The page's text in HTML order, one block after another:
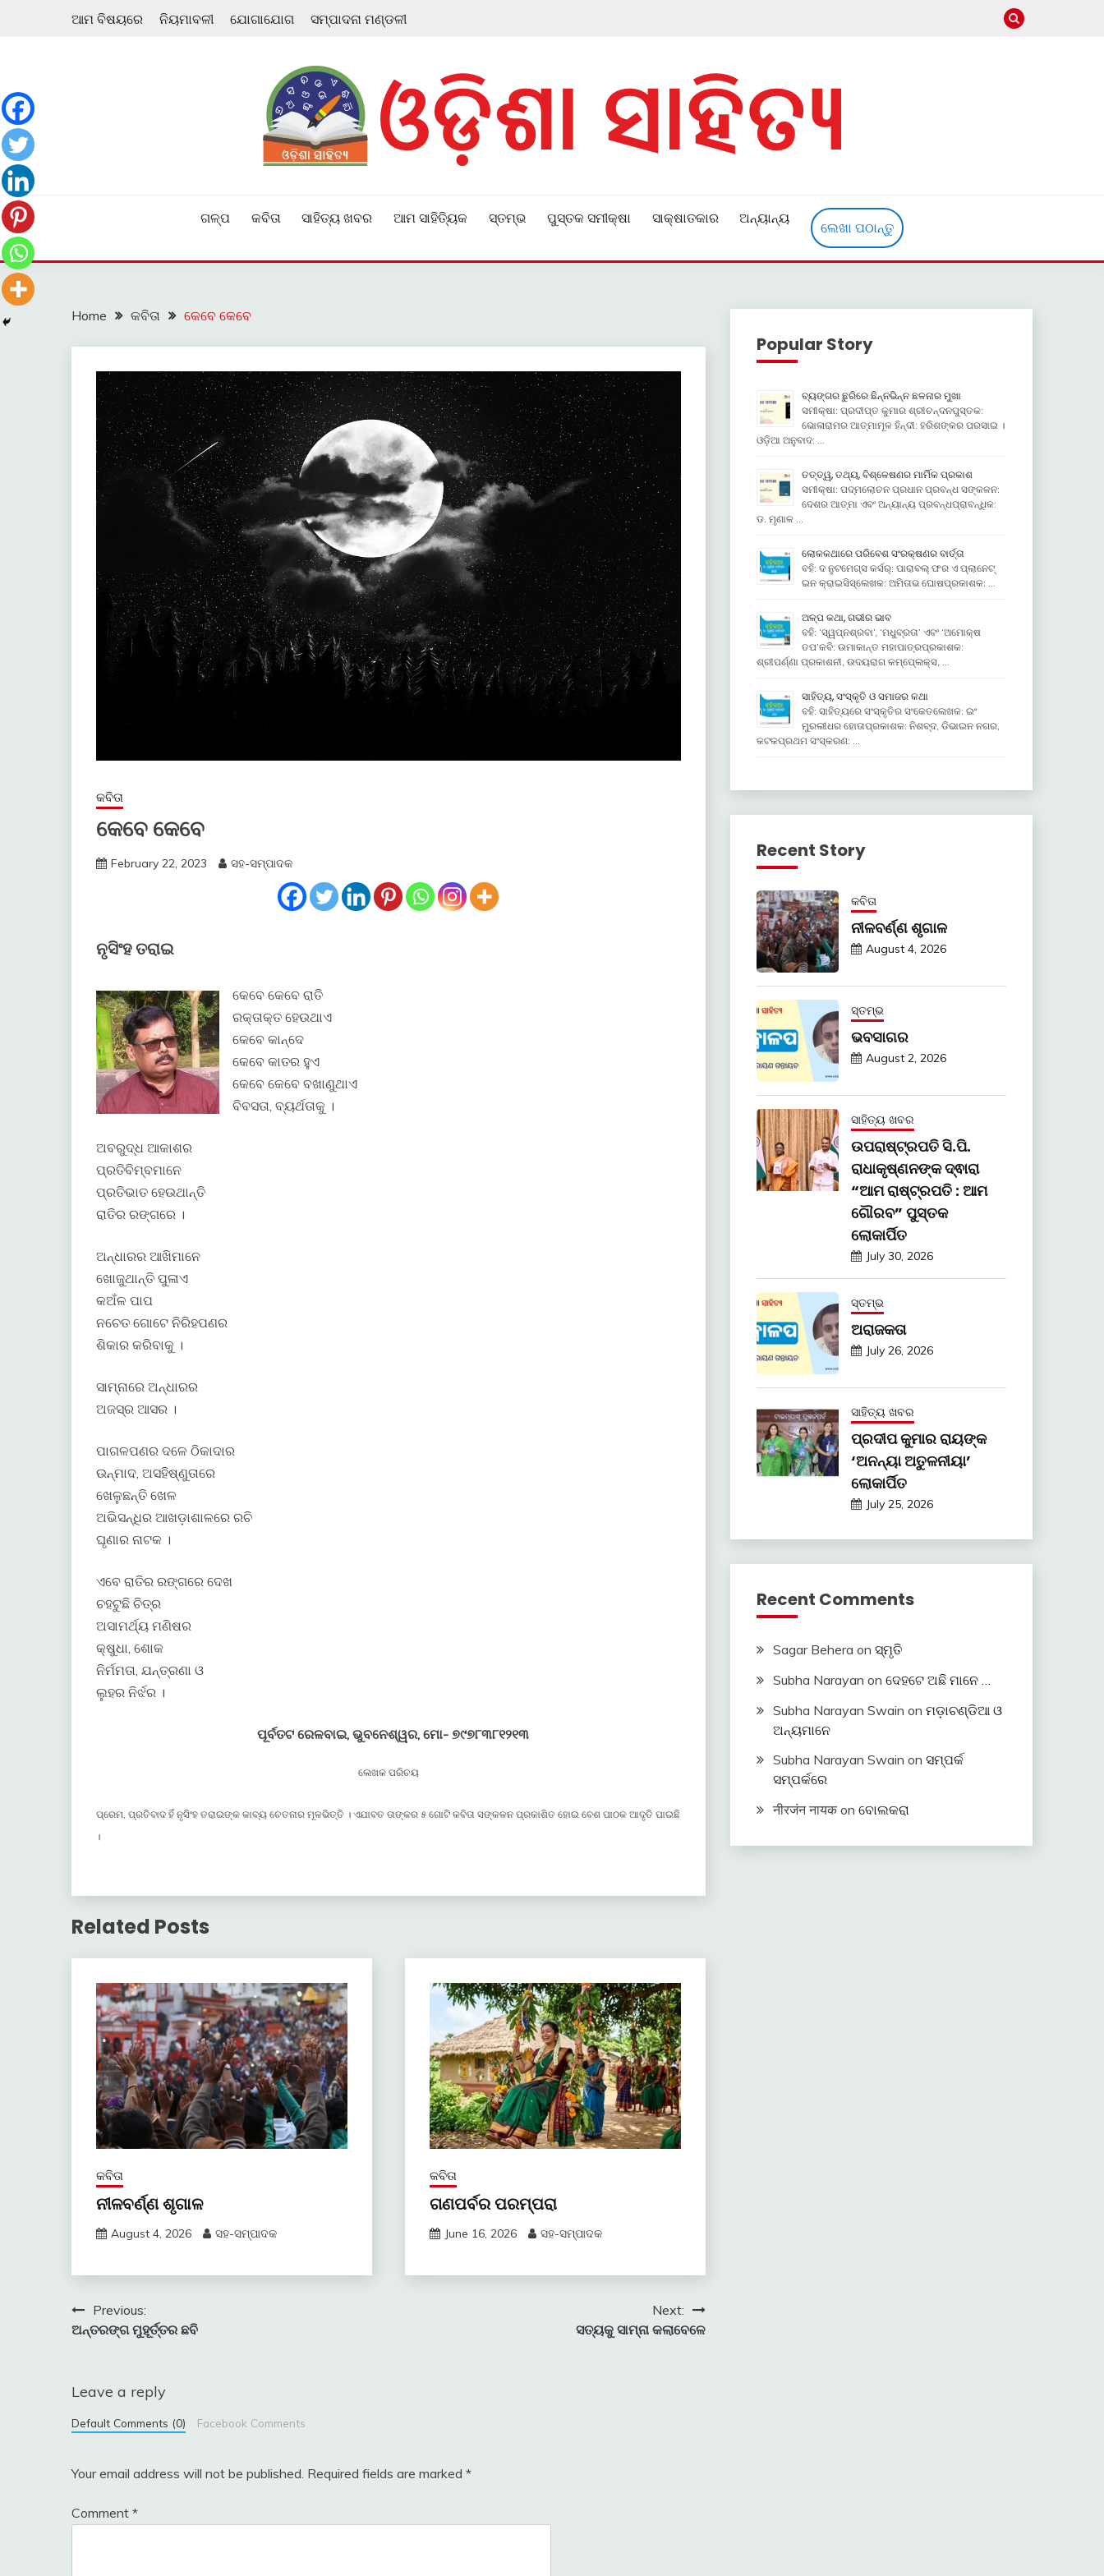
ଆମ ବିଷୟରେ ନିୟମାବଳୀ ଯୋଗାଯୋଗ ସମ୍ପାଦନା ମଣ୍ଡଳୀ
ଗଳ୍ପ କବିତା ସାହିତ୍ୟ ଖବର ଆମ ସାହିତ୍ୟିକ ସ୍ତମ୍ଭ ପୁସ୍ତକ ସମୀକ୍ଷା ସାକ୍ଷାତକାର ଅନ୍ୟାନ୍ୟ
ଲେଖା ପଠାନ୍ତୁ
Home କବିତା କେବେ କେବେ
କବିତା
କେବେ କେବେ
February 22, 2023 ସହ-ସମ୍ପାଦକ
ନୃସିଂହ ତରାଇ
କେବେ କେବେ ରାତି
ରକ୍ତାକ୍ତ ହେଉଥାଏ
କେବେ କାନ୍ଦେ
କେବେ କାତର ହୁଏ
କେବେ କେବେ ବଖାଣୁଥାଏ
ବିବସତା, ବ୍ୟର୍ଥତାକୁ ।
ଅବରୁଦ୍ଧ ଆକାଶର
ପ୍ରତିବିମ୍ବମାନେ
ପ୍ରତିଭାତ ହେଉଥାନ୍ତି
ରାତିର ରଙ୍ଗରେ ।
ଅନ୍ଧାରର ଆଖିମାନେ
ଖୋଜୁଥାନ୍ତି ପୁଳାଏ
କଅଁଳ ପାପ
ନଚେତ ଗୋଟେ ନିରିହପଣର
ଶିକାର କରିବାକୁ ।
ସାମ୍ନାରେ ଅନ୍ଧାରର
ଅଜସ୍ର ଆସର ।
ପାଗଳପଣର ଦଳେ ଠିକାଦାର
ଉନ୍ମାଦ, ଅସହିଷ୍ଣୁତାରେ
ଖେଳୁଛନ୍ତି ଖେଳ
ଅଭିସନ୍ଧିର ଆଖଡ଼ାଶାଳରେ ରଚି
ଘୃଣାର ନାଟକ ।
ଏବେ ରାତିର ରଙ୍ଗରେ ଦେଖ
ଚହଟୁଛି ଚିତ୍ର
ଅସାମର୍ଥ୍ୟ ମଣିଷର
କ୍ଷୁଧା, ଶୋକ
ନିର୍ମମତା, ଯନ୍ତ୍ରଣା ଓ
ଲୁହର ନିର୍ଝର ।
ପୂର୍ବତଟ ରେଳବାଇ, ଭୁବନେଶ୍ୱର, ମୋ- ୭୯୭୮୩୮୧୨୧୩
ଲେଖକ ପରିଚୟ
ପ୍ରେମ, ପ୍ରତିବାଦ ହିଁ ନୃସିଂହ ତରାଇଙ୍କ କାବ୍ୟ ଚେତନାର ମୂଳଭିତ୍ତି । ଏଯାବତ ତାଙ୍କର ୫ ଗୋଟି କବିତା ସଙ୍କଳନ ପ୍ରକାଶିତ ହୋଇ ବେଶ ପାଠକ ଆଦୃତି ପାଇଛି
।
Related Posts
କବିତା
ନୀଳବର୍ଣ୍ଣ ଶୃଗାଳ
August 4, 2026 ସହ-ସମ୍ପାଦକ
କବିତା
ଗଣପର୍ବର ପରମ୍ପରା
June 16, 2026 ସହ-ସମ୍ପାଦକ
Post
navigation
Previous:
ଅନ୍ତରଙ୍ଗ ମୁହୂର୍ତ୍ତର ଛବି
Next:
ସତ୍ୟକୁ ସାମ୍ନା କଲାବେଳେ
Leave a reply
Default Comments (0) Facebook Comments
Your email address will not be published. Required fields are marked *
Comment *
Popular Story
ବ୍ୟଙ୍ଗର ଛୁରିରେ ଛିନ୍ନଭିନ୍ନ ଛଳନାର ମୁଖା
ସମୀକ୍ଷା: ପ୍ରଦୀପ୍ତ କୁମାର ଶ୍ରୀଚନ୍ଦନପୁସ୍ତକ:
ଭୋଳାରାମର ଆତ୍ମାମୂଳ ହିନ୍ଦୀ: ହରିଶଙ୍କର ପରସାଇ ।
ଓଡ଼ିଆ ଅନୁବାଦ: …
ତତ୍ତ୍ୱ, ତଥ୍ୟ, ବିଶ୍ଳେଷଣର ମାର୍ମିକ ପ୍ରକାଶ
ସମୀକ୍ଷା: ପଦ୍ମଲୋଚନ ପ୍ରଧାନ ପ୍ରବନ୍ଧ ସଙ୍କଳନ:
ଦେଶର ଆତ୍ମା ଏବଂ ଅନ୍ୟାନ୍ୟ ପ୍ରବନ୍ଧପ୍ରାବନ୍ଧିକ:
ଡ. ମୃଣାଳ …
ଲୋକକଥାରେ ପରିବେଶ ସଂରକ୍ଷଣର ବାର୍ତ୍ତା
ବହି: ଦ ନୁଟମେଗ୍ସ କର୍ସର୍: ପାରାବଲ୍ ଫର ଏ ପ୍ଲାନେଟ୍
ଇନ କ୍ରାଇସିସ୍ଲେଖକ: ଅମିତାଭ ଘୋଷପ୍ରକାଶକ: …
ଅଳ୍ପ କଥା, ଗଭୀର ଭାବ
ବହି: ‘ସ୍ୱପ୍ନଶ୍ରବା’, ‘ମଧୁବ୍ରତା’ ଏବଂ ‘ଅମୋକ୍ଷ
ତପ’କବି: ଉମାକାନ୍ତ ମହାପାତ୍ରପ୍ରକାଶକ:
ଶ୍ରୀପର୍ଣ୍ଣା ପ୍ରକାଶନୀ, ଉଦୟରାଗ କମ୍ପେ୍ଲକ୍ସ, …
ସାହିତ୍ୟ, ସଂସ୍କୃତି ଓ ସମାଜର କଥା
ବହି: ସାହିତ୍ୟରେ ସଂସ୍କୃତିର ସଂକେତଲେଖକ: ଇଂ
ମୁରଲୀଧର ହୋତାପ୍ରକାଶକ: ନିଶବ୍ଦ, ଡିଭାଇନ ନଗର,
କଟକପ୍ରଥମ ସଂସ୍କରଣ: …
Recent Story
କବିତା
ନୀଳବର୍ଣ୍ଣ ଶୃଗାଳ
August 4, 2026
ସ୍ତମ୍ଭ
ଭବସାଗର
August 2, 2026
ସାହିତ୍ୟ ଖବର
ଉପରାଷ୍ଟ୍ରପତି ସି.ପି.
ରାଧାକୃଷ୍ଣନଙ୍କ ଦ୍ଵାରା
“ଆମ ରାଷ୍ଟ୍ରପତି : ଆମ
ଗୌରବ” ପୁସ୍ତକ
ଲୋକାର୍ପିତ
July 30, 2026
ସ୍ତମ୍ଭ
ଅରାଜକତା
July 26, 2026
ସାହିତ୍ୟ ଖବର
ପ୍ରଦୀପ କୁମାର ରାୟଙ୍କ
‘ଅନନ୍ୟା ଅତୁଳନୀୟା’
ଲୋକାର୍ପିତ
July 25, 2026
Recent Comments
Sagar Behera on ସ୍ମୃତି
Subha Narayan on ଦେହଟେ ଅଛି ମାନେ …
Subha Narayan Swain on ମଡ଼ାଚଣ୍ଡିଆ ଓ
ଅନ୍ୟମାନେ
Subha Narayan Swain on ସମ୍ପର୍କ
ସମ୍ପର୍କରେ
नीरजंन नायकon ବୋଲକରା